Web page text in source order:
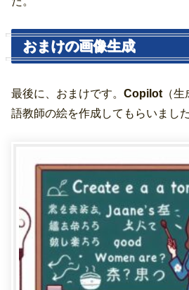
おまけの画像生成
最後に、おまけです。 Copilot （
語教師の絵を作成してもらいました